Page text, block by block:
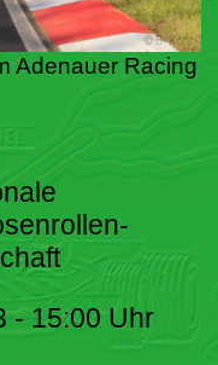
Adenauer Racing
- 15:00 Uhr